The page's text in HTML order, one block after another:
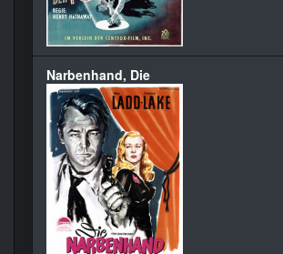
Narbenhand, Die